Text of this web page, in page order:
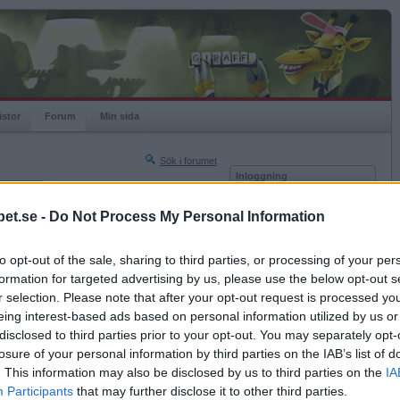
- Do Not Process My Personal Information
opt-out of the sale, sharing to third parties, or processing of your
for targeted advertising by us, please use the below opt-out
selection. Please note that after your opt-out request is processed
interest-based ads based on personal information utilized by us
to third parties prior to your opt-out. You may separately
of your personal information by third parties on the IAB’s list of
This information may also be disclosed by us to third parties on the
Participants that may further disclose it to other third parties.
Forum Min sida
Sök i forumet
Nästa sida »
2017-05-17 11:41
Inloggning
Kom ihåg mig
Glömt ditt lösenord?
Få ny aktiveringslänk
Betapet är gratis!